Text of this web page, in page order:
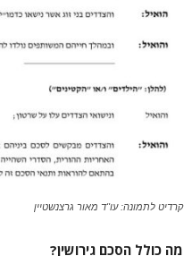
קרדיט לתמונה: עו"ד מאור גרצנשטיין
מה כולל הסכם גירושין?